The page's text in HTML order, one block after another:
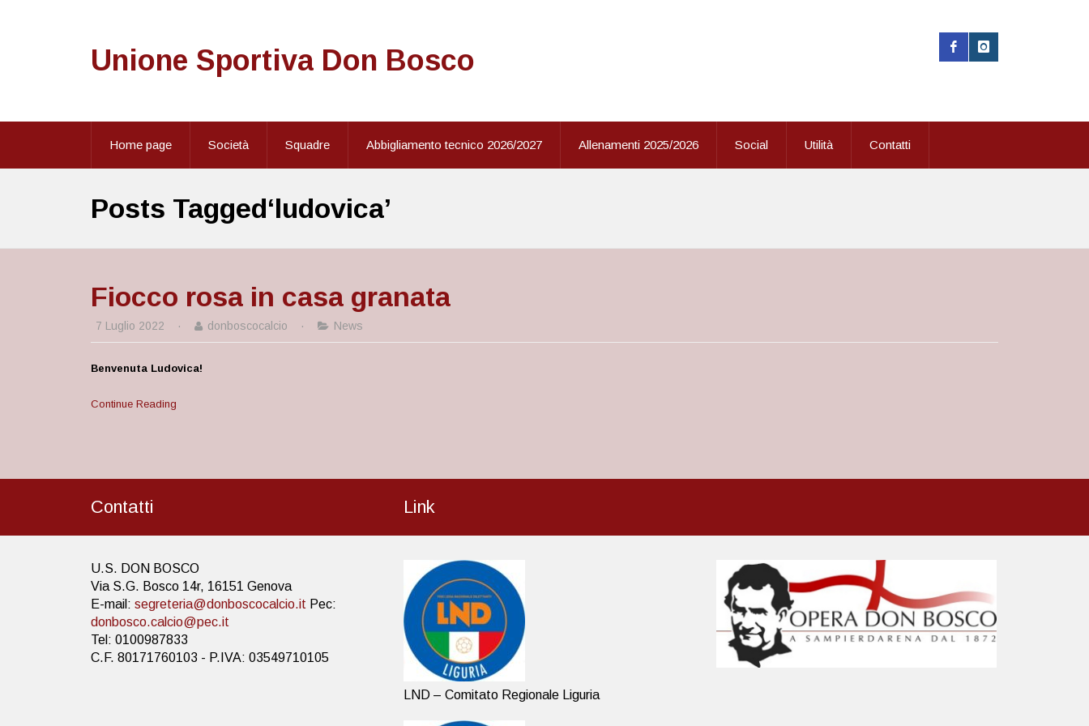
Unione Sportiva Don Bosco
Home page Società Squadre Abbigliamento tecnico 2026/2027 Allenamenti 2025/2026 Social Utilità Contatti
Posts Tagged‘ludovica’
Fiocco rosa in casa granata
7 Luglio 2022 · donboscocalcio · News
Benvenuta Ludovica!
Continue Reading
Contatti
U.S. DON BOSCO
Via S.G. Bosco 14r, 16151 Genova
E-mail: segreteria@donboscocalcio.it Pec:
donbosco.calcio@pec.it
Tel: 0100987833
C.F. 80171760103 - P.IVA: 03549710105
Link
LND – Comitato Regionale Liguria